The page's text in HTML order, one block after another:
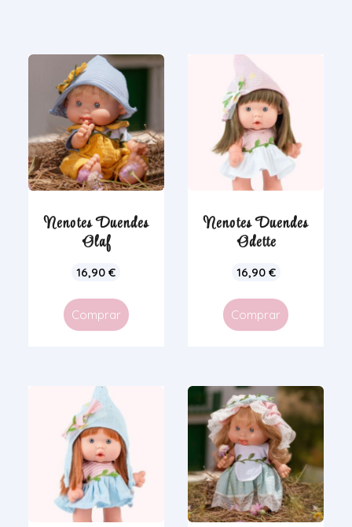
Nenotes Duendes
Olaf
16,90€
Comprar
Nenotes Duendes
Odette
16,90 €
Comprar